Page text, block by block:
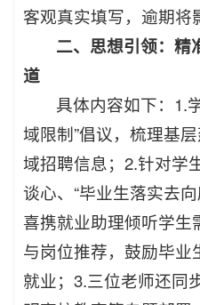
客观真实填写，逾期将
二、思想引领：精
道
具体内容如下：1.
域限制”倡议，梳理基
域招聘信息；2.针对学
谈心、“毕业生落实去
喜携就业助理倾听学生
与岗位推荐，鼓励毕业
就业；3.三位老师还同